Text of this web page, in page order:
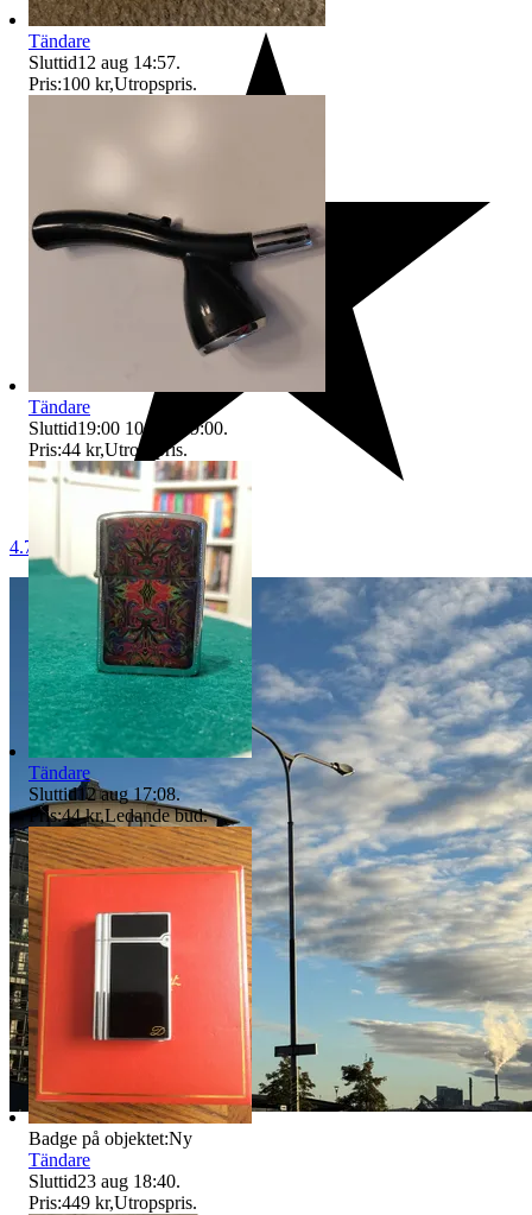
4.7
Tändare
Sluttid12 aug 14:57.
Pris:100 kr,Utropspris.
Tändare
Sluttid19:00 10 aug 19:00.
Pris:44 kr,Utropspris.
Tändare
Sluttid12 aug 17:08.
Pris:44 kr,Ledande bud.
Badge på objektet:Ny
Tändare
Sluttid23 aug 18:40.
Pris:449 kr,Utropspris.